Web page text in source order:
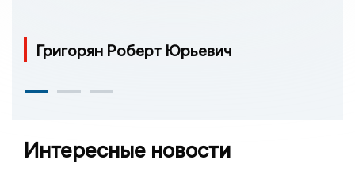
Григорян Роберт Юрьевич
Интересные новости